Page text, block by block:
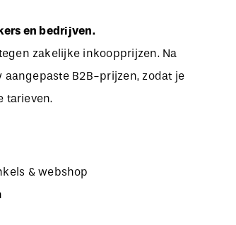
en bedrijven.
zakelijke inkoopprijzen. Na
B2B-prijzen, zodat je
tarieven.
& webshop